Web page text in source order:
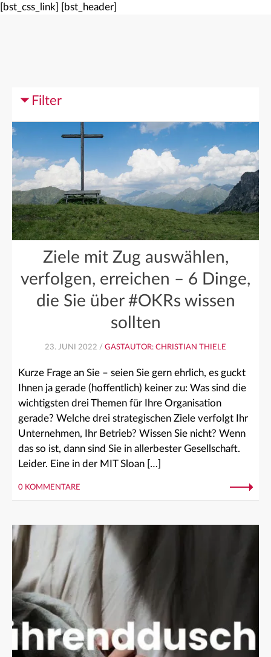
[bst_css_link] [bst_header]
Filter
Ziele mit Zug auswählen,
verfolgen, erreichen – 6 Dinge,
die Sie über #OKRs wissen
sollten
23. JUNI 2022 / GASTAUTOR: CHRISTIAN THIELE
Kurze Frage an Sie – seien Sie gern ehrlich, es guckt
Ihnen ja gerade (hoffentlich) keiner zu: Was sind die
wichtigsten drei Themen für Ihre Organisation
gerade? Welche drei strategischen Ziele verfolgt Ihr
Unternehmen, Ihr Betrieb? Wissen Sie nicht? Wenn
das so ist, dann sind Sie in allerbester Gesellschaft.
Leider. Eine in der MIT Sloan […]
0 KOMMENTARE